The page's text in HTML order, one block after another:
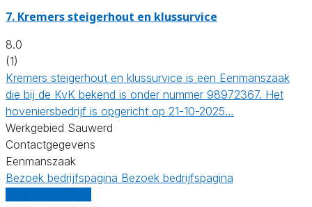
7. Kremers steigerhout en klussurvice
8.0
(1)
Kremers steigerhout en klussurvice is een Eenmanszaak
die bij de KvK bekend is onder nummer 98972367. Het
hoveniersbedrijf is opgericht op 21-10-2025…
Werkgebied Sauwerd
Contactgegevens
Eenmanszaak
Bezoek bedrijfspagina Bezoek bedrijfspagina